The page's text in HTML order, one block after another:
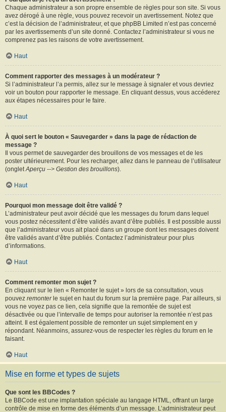
Chaque administrateur a son propre ensemble de règles pour son site. Si vous
avez dérogé à une règle, vous pouvez recevoir un avertissement. Notez que
c’est la décision de l’administrateur, et que phpBB Limited n’est pas concerné
par les avertissements d’un site donné. Contactez l’administrateur si vous ne
comprenez pas les raisons de votre avertissement.
Haut
Comment rapporter des messages à un modérateur ?
Si l’administrateur l’a permis, allez sur le message à signaler et vous devriez
voir un bouton pour rapporter le message. En cliquant dessus, vous accéderez
aux étapes nécessaires pour le faire.
Haut
À quoi sert le bouton « Sauvegarder » dans la page de rédaction de
message ?
Il vous permet de sauvegarder des brouillons de vos messages et de les
poster ultérieurement. Pour les recharger, allez dans le panneau de l’utilisateur
(ongletAperçu --> Gestion des brouillons).
Haut
Pourquoi mon message doit être validé ?
L’administrateur peut avoir décidé que les messages du forum dans lequel
vous postez nécessitent d’être validés avant d’être publiés. Il est possible aussi
que l’administrateur vous ait placé dans un groupe dont les messages doivent
être validés avant d’être publiés. Contactez l’administrateur pour plus
d’informations.
Haut
Comment remonter mon sujet ?
En cliquant sur le lien « Remonter le sujet » lors de sa consultation, vous
pouvez remonterle sujet en haut du forum sur la première page. Par ailleurs, si
vous ne voyez pas ce lien, cela signifie que la remontée de sujet est
désactivée ou que l’intervalle de temps pour autoriser la remontée n’est pas
atteint. Il est également possible de remonter un sujet simplement en y
répondant. Néanmoins, assurez-vous de respecter les règles du forum en le
faisant.
Haut
Mise en forme et types de sujets
Que sont les BBCodes ?
Le BBCode est une implantation spéciale au langage HTML, offrant un large
contrôle de mise en forme des éléments d’un message. L’administrateur peut